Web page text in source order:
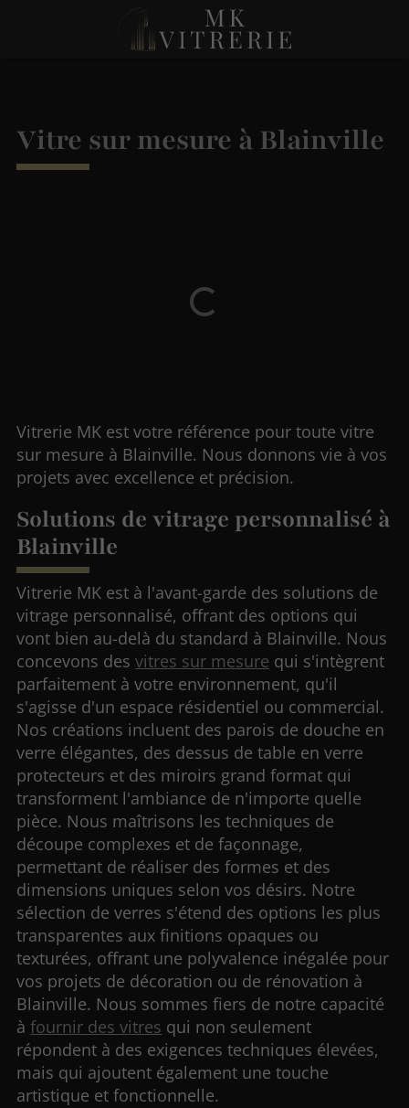
Vitre sur mesure à Blainville
Vitrerie MK est votre référence pour toute vitre
sur mesure à Blainville. Nous donnons vie à vos
projets avec excellence et précision.
Solutions de vitrage personnalisé à
Blainville
Vitrerie MK est à l'avant-garde des solutions de
vitrage personnalisé, offrant des options qui
vont bien au-delà du standard à Blainville. Nous
concevons desvitres sur mesure qui s'intègrent
parfaitement à votre environnement, qu'il
s'agisse d'un espace résidentiel ou commercial.
Nos créations incluent des parois de douche en
verre élégantes, des dessus de table en verre
protecteurs et des miroirs grand format qui
transforment l'ambiance de n'importe quelle
pièce. Nous maîtrisons les techniques de
découpe complexes et de façonnage,
permettant de réaliser des formes et des
dimensions uniques selon vos désirs. Notre
sélection de verres s'étend des options les plus
transparentes aux finitions opaques ou
texturées, offrant une polyvalence inégalée pour
vos projets de décoration ou de rénovation à
Blainville. Nous sommes fiers de notre capacité
àfournir des vitres qui non seulement
répondent à des exigences techniques élevées,
mais qui ajoutent également une touche
artistique et fonctionnelle.